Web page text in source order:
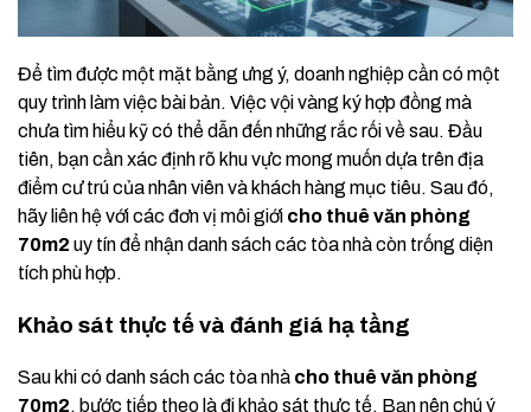
Để tìm được một mặt bằng ưng ý, doanh nghiệp cần có một
quy trình làm việc bài bản. Việc vội vàng ký hợp đồng mà
chưa tìm hiểu kỹ có thể dẫn đến những rắc rối về sau. Đầu
tiên, bạn cần xác định rõ khu vực mong muốn dựa trên địa
điểm cư trú của nhân viên và khách hàng mục tiêu. Sau đó,
hãy liên hệ với các đơn vị môi giới cho thuê văn phòng
70m2 uy tín để nhận danh sách các tòa nhà còn trống diện
tích phù hợp.
Khảo sát thực tế và đánh giá hạ tầng
Sau khi có danh sách các tòa nhà cho thuê văn phòng
70m2, bước tiếp theo là đi khảo sát thực tế. Bạn nên chú ý